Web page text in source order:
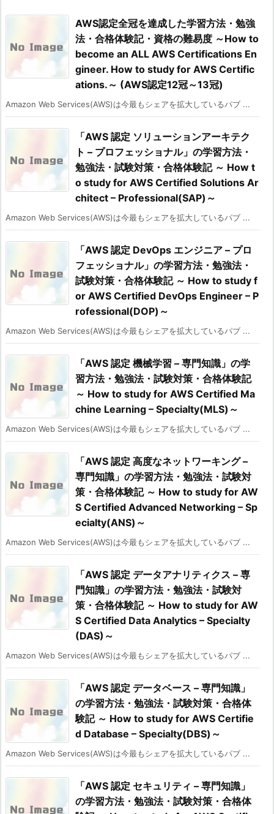
AWS認定全冠を達成した学習方法・勉強
法・合格体験記・資格の難易度 ～How to
become an ALL AWS Certifications En
gineer. How to study for AWS Certific
ations.～ (AWS認定12冠～13冠)
Amazon Web Services(AWS)は今最もシェアを拡大しているパブ ...
「AWS 認定 ソリューションアーキテク
ト – プロフェッショナル」の学習方法・
勉強法・試験対策・合格体験記 ～ How t
o study for AWS Certified Solutions Ar
chitect – Professional(SAP)～
Amazon Web Services(AWS)は今最もシェアを拡大しているパブ ...
「AWS 認定 DevOps エンジニア – プロ
フェッショナル」の学習方法・勉強法・
試験対策・合格体験記 ～ How to study f
or AWS Certified DevOps Engineer – P
rofessional(DOP)～
Amazon Web Services(AWS)は今最もシェアを拡大しているパブ ...
「AWS 認定 機械学習 – 専門知識」の学
習方法・勉強法・試験対策・合格体験記
～ How to study for AWS Certified Ma
chine Learning – Specialty(MLS)～
Amazon Web Services(AWS)は今最もシェアを拡大しているパブ ...
「AWS 認定 高度なネットワーキング –
専門知識」の学習方法・勉強法・試験対
策・合格体験記 ～ How to study for AW
S Certified Advanced Networking – Sp
ecialty(ANS)～
Amazon Web Services(AWS)は今最もシェアを拡大しているパブ ...
「AWS 認定 データアナリティクス – 専
門知識」の学習方法・勉強法・試験対
策・合格体験記 ～ How to study for AW
S Certified Data Analytics – Specialty
(DAS)～
Amazon Web Services(AWS)は今最もシェアを拡大しているパブ ...
「AWS 認定 データベース – 専門知識」
の学習方法・勉強法・試験対策・合格体
験記 ～ How to study for AWS Certifie
d Database – Specialty(DBS)～
Amazon Web Services(AWS)は今最もシェアを拡大しているパブ ...
「AWS 認定 セキュリティ – 専門知識」
の学習方法・勉強法・試験対策・合格体